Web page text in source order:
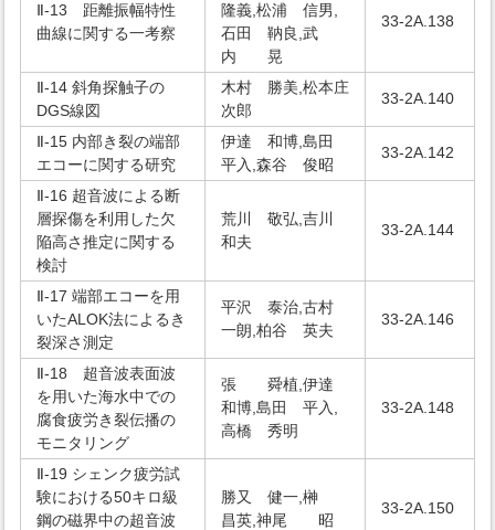
Ⅱ-13 距離振幅特性
曲線に関する一考察
隆義,松浦 信男,
石田 靹良,武
内 晃
33-2A.138
Ⅱ-14 斜角探触子の
DGS線図
木村 勝美,松本庄
次郎
33-2A.140
Ⅱ-15 内部き裂の端部
エコーに関する研究
伊達 和博,島田
平入,森谷 俊昭
33-2A.142
Ⅱ-16 超音波による断
層探傷を利用した欠
陥高さ推定に関する
検討
荒川 敬弘,吉川
和夫
33-2A.144
Ⅱ-17 端部エコーを用
いたALOK法によるき
裂深さ測定
平沢 泰治,古村
一朗,柏谷 英夫
33-2A.146
Ⅱ-18 超音波表面波
を用いた海水中での
腐食疲労き裂伝播の
モニタリング
張 舜植,伊達
和博,島田 平入,
高橋 秀明
33-2A.148
Ⅱ-19 シェンク疲労試
験における50キロ級
鋼の磁界中の超音波
勝又 健一,榊
昌英,神尾 昭
33-2A.150